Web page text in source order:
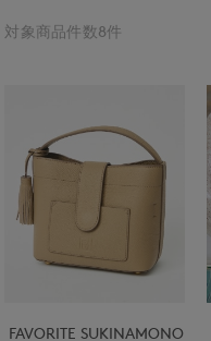
対象商品件数8件
FAVORITE SUKINAMONO